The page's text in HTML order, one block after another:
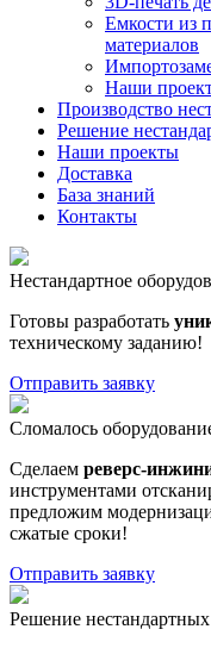
Емкости из
материалов
Наши
Производство
Решение
Наши проекты
Доставка
База знаний
Контакты
Нестандартное
Готовы разработать
техническому заданию!
Отправить заявку
Сломалось
Сделаем реверс-
инструментами
предложим
сжатые сроки!
Отправить заявку
Решение нестандартных